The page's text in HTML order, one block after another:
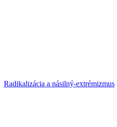
Radikalizácia a násilný-extrémizmus